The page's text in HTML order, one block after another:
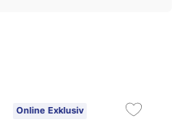
Online Exklusiv